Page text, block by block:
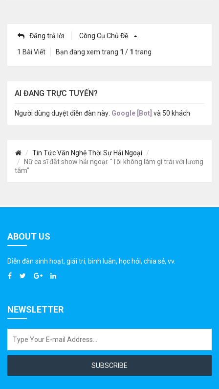
Đăng trả lời Công Cụ Chủ Đề
1 Bài Viết Bạn đang xem trang 1 / 1 trang
AI ĐANG TRỰC TUYẾN?
Người dùng duyệt diễn đàn này: Google [Bot] và 50 khách
Tin Tức Văn Nghệ Thời Sự Hải Ngoại
Nữ ca sĩ đắt show hải ngoại: "Tôi không làm gì trái với lương
tâm"
ABOUT US
Diễn đàn sinh hoạt, giải trí, bình luân, học hỏi, chia sẻ, vv.
NEWSLETTER
SUBSCRIBE